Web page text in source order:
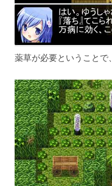
薬草が必要ということで、